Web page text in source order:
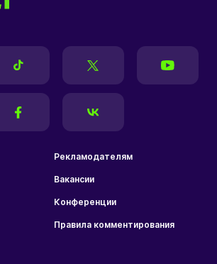
Рекламодателям
Вакансии
Конференции
Правила комментирования